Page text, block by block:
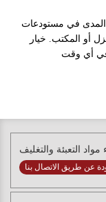
في مستودعات
أو المكتب. خيار
التعبئة والتغليف
عن طريق الاتصال بنا